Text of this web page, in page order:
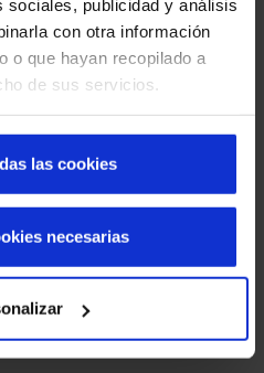
sociales, publicidad y análisis
con otra información
o que hayan recopilado a
de sus servicios.
las cookies
necesarias
setores